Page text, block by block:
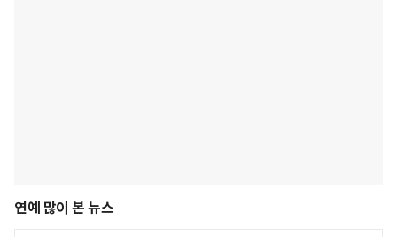
연예 많이 본 뉴스